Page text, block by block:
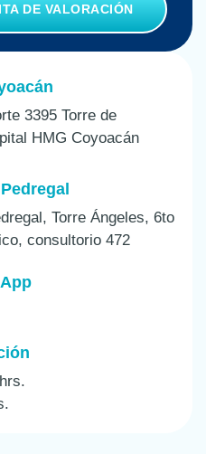
DE VALORACIÓN
3395 Torre de
HMG Coyoacán
Torre Ángeles, 6to
consultorio 472